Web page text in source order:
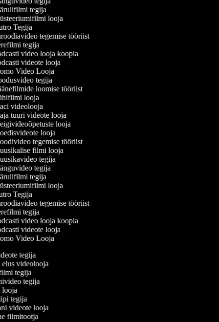
tegija
looja
Tegija
tegemise tööriist
tegija
video looja koopia
videote looja
Video Looja
tegija
loomise tööriist
looja
videolooja
tuuri videote looja
looja
looja
tegemise tööriist
filmi looja
tegija
tegija
tegija
looja
Tegija
tegemise tööriist
tegija
video looja koopia
videote looja
Video Looja
tegija
elus videolooja
tegija
tegija
looja
tegija
videote looja
filmitootja